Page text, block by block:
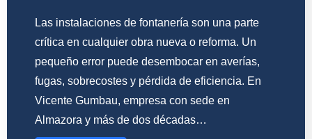
Las instalaciones de fontanería son una parte
crítica en cualquier obra nueva o reforma. Un
pequeño error puede desembocar en averías,
fugas, sobrecostes y pérdida de eficiencia. En
Vicente Gumbau, empresa con sede en
Almazora y más de dos décadas…